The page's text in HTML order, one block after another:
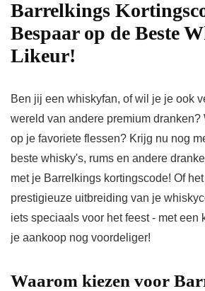
Barrelkings
Bespaar op de Beste
Likeur!
Ben jij een whiskyfan, of wil je je ook
wereld van andere premium dranken?
op je favoriete flessen? Krijg nu nog
beste whisky's, rums en andere
met je Barrelkings kortingscode! Of het
prestigieuze uitbreiding van je
iets speciaals voor het feest - met een
je aankoop nog voordeliger!
Waarom kiezen voor